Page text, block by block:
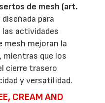
de mesh (art.
para
actividades
mesh mejoran la
mientras que los
cierre trasero
y versatilidad.
CREAM AND